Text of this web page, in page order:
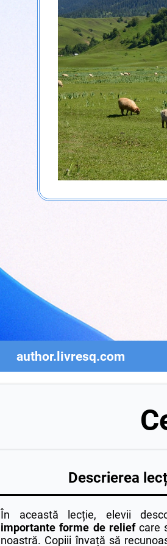
author.livresq.com
Descrierea
În această lecție, elevii
importante forme de reliefcare
noastră. Copiii învață să